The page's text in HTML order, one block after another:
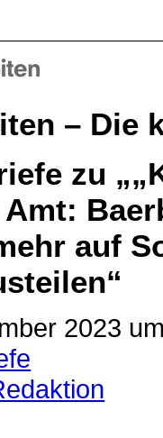
– Die
zu
auf
2023